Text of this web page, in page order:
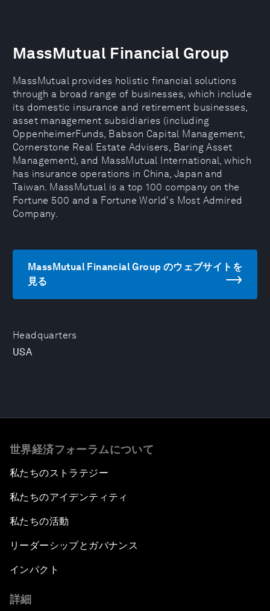
Headquarters
USA
MassMutual Financial Group
MassMutual provides holistic financial solutions
through a broad range of businesses, which include
its domestic insurance and retirement businesses,
asset management subsidiaries (including
OppenheimerFunds, Babson Capital Management,
Cornerstone Real Estate Advisers, Baring Asset
Management), and MassMutual International, which
has insurance operations in China, Japan and
Taiwan. MassMutual is a top 100 company on the
Fortune 500 and a Fortune World's Most Admired
Company.
MassMutual Financial Group のウェブサイトを
見る
世界経済フォーラムについて
私たちのストラテジー
私たちのアイデンティティ
私たちの活動
リーダーシップとガバナンス
インパクト
詳細